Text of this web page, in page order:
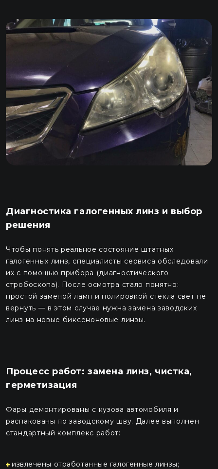
Диагностика галогенных линз и выбор
решения
Чтобы понять реальное состояние штатных
галогенных линз, специалисты сервиса обследовали
их с помощью прибора (диагностического
стробоскопа). После осмотра стало понятно:
простой заменой ламп и полировкой стекла свет не
вернуть — в этом случае нужна замена заводских
линз на новые биксеноновые линзы.
Процесс работ: замена линз, чистка,
герметизация
Фары демонтированы с кузова автомобиля и
распакованы по заводскому шву. Далее выполнен
стандартный комплекс работ:
извлечены отработанные галогенные линзы;